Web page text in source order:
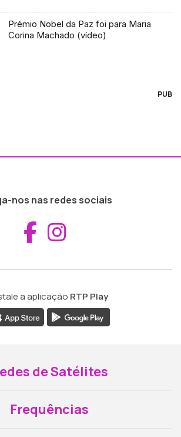
Prémio Nobel da Paz foi para Maria
Corina Machado (vídeo)
PUB
nos nas redes sociais
Aceder ao
a aplicação RTP Play
de Satélites
Frequências